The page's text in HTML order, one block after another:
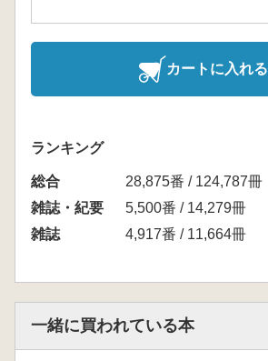
カートに入れる
ランキング
総合
28,875番 / 124,787冊
雑誌・紀要
5,500番 / 14,279冊
雑誌
4,917番 / 11,664冊
一緒に買われている本